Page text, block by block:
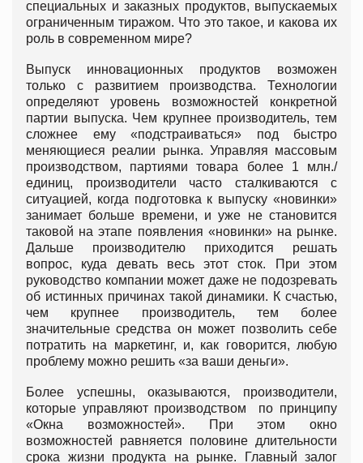
специальных и заказных продуктов, выпускаемых
ограниченным тиражом. Что это такое, и какова их
роль в современном мире?
Выпуск инновационных продуктов возможен
только с развитием производства. Технологии
определяют уровень возможностей конкретной
партии выпуска. Чем крупнее производитель, тем
сложнее ему «подстраиваться» под быстро
меняющиеся реалии рынка. Управляя массовым
производством, партиями товара более 1 млн./
единиц, производители часто сталкиваются с
ситуацией, когда подготовка к выпуску «новинки»
занимает больше времени, и уже не становится
таковой на этапе появления «новинки» на рынке.
Дальше производителю приходится решать
вопрос, куда девать весь этот сток. При этом
руководство компании может даже не подозревать
об истинных причинах такой динамики. К счастью,
чем крупнее производитель, тем более
значительные средства он может позволить себе
потратить на маркетинг, и, как говорится, любую
проблему можно решить «за ваши деньги».
Более успешны, оказываются, производители,
которые управляют производством по принципу
«Окна возможностей». При этом окно
возможностей равняется половине длительности
срока жизни продукта на рынке. Главный залог